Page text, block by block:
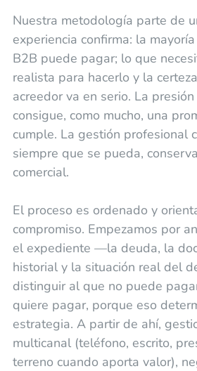
Nuestra metodología parte de
experiencia confirma: la
B2B puede pagar; lo que
realista para hacerlo y la
acreedor va en serio. La
consigue, como mucho, una
cumple. La gestión profesional
siempre que se pueda,
comercial.
El proceso es ordenado y
compromiso. Empezamos por
el expediente —la deuda, la
historial y la situación real del
distinguir al que no puede
quiere pagar, porque eso
estrategia. A partir de ahí,
multicanal (teléfono, escrito,
terreno cuando aporta valor),